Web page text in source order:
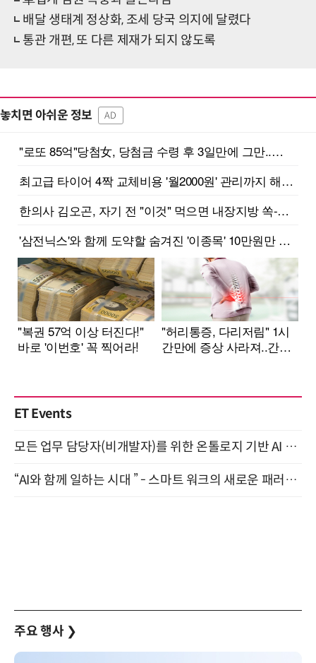
배달 생태계 정상화, 조세 당국 의지에 달렸다
통관 개편, 또 다른 제재가 되지 않도록
놓치면 아쉬운 정보 AD
ET Events
모든 업무 담당자(비개발자)를 위한 온톨로지 기반 AI 지식체계 설계 1-day 워크숍 8월 20일 개최
“AI와 함께 일하는 시대 ” - 스마트 워크의 새로운 패러다임 (9/11)
주요 행사 ❯